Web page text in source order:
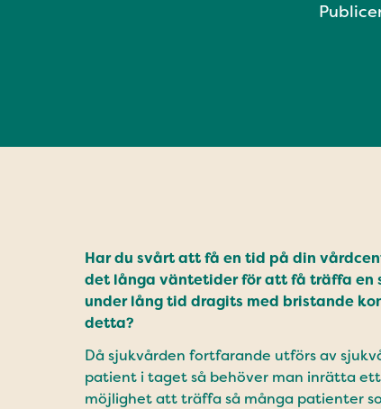
Har du svårt att få en tid på din
det långa väntetider för att få träffa en
under lång tid dragits med bristande
detta?
Då sjukvården fortfarande utförs av
patient i taget så behöver man inrätta
möjlighet att träffa så många patienter